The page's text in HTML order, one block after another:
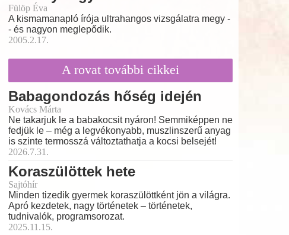
Fülöp Éva
A kismamanapló írója ultrahangos vizsgálatra megy -
- és nagyon meglepődik.
2005.2.17.
A rovat további cikkei
Babagondozás hőség idején
Kovács Márta
Ne takarjuk le a babakocsit nyáron! Semmiképpen ne
fedjük le – még a legvékonyabb, muszlinszerű anyag
is szinte termosszá változtathatja a kocsi belsejét!
2026.7.31.
Koraszülöttek hete
Sajtóhír
Minden tizedik gyermek koraszülöttként jön a világra.
Apró kezdetek, nagy történetek – történetek,
tudnivalók, programsorozat.
2025.11.15.